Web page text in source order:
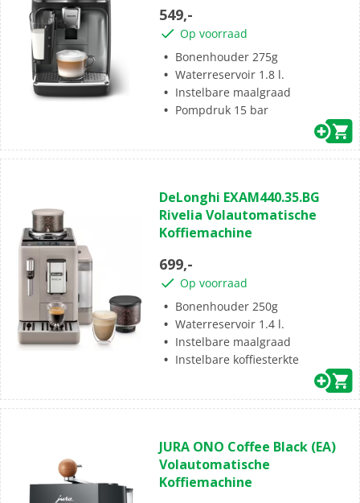
154
beoordelingen
549,-
Op voorraad
Bonenhouder 275g
Waterreservoir 1.8 l.
Instelbare maalgraad
Pompdruk 15 bar
van
de
5
3
beoordelingen
DeLonghi EXAM440.35.BG
Rivelia Volautomatische
Koffiemachine
699,-
Op voorraad
Bonenhouder 250g
Waterreservoir 1.4 l.
Instelbare maalgraad
Instelbare koffiesterkte
van
de
5
JURA ONO Coffee Black (EA)
Volautomatische
Koffiemachine